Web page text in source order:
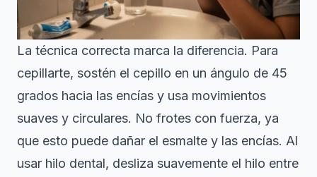
La técnica correcta marca la diferencia. Para
cepillarte, sostén el cepillo en un ángulo de 45
grados hacia las encías y usa movimientos
suaves y circulares. No frotes con fuerza, ya
que esto puede dañar el esmalte y las encías. Al
usar hilo dental, desliza suavemente el hilo entre